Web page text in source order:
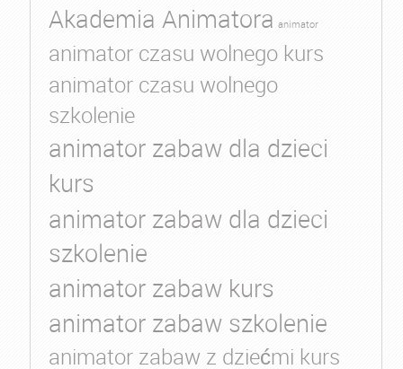
Akademia Animatora animator
animator czasu wolnego kurs
animator czasu wolnego
szkolenie
animator zabaw dla dzieci
kurs
animator zabaw dla dzieci
szkolenie
animator zabaw kurs
animator zabaw szkolenie
animator zabaw z dziećmi kurs